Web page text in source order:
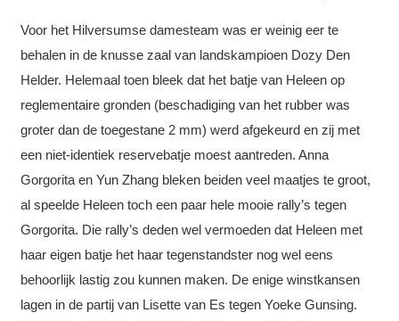
Voor het Hilversumse damesteam was er weinig eer te
behalen in de knusse zaal van landskampioen Dozy Den
Helder. Helemaal toen bleek dat het batje van Heleen op
reglementaire gronden (beschadiging van het rubber was
groter dan de toegestane 2 mm) werd afgekeurd en zij met
een niet-identiek reservebatje moest aantreden. Anna
Gorgorita en Yun Zhang bleken beiden veel maatjes te groot,
al speelde Heleen toch een paar hele mooie rally’s tegen
Gorgorita. Die rally’s deden wel vermoeden dat Heleen met
haar eigen batje het haar tegenstandster nog wel eens
behoorlijk lastig zou kunnen maken. De enige winstkansen
lagen in de partij van Lisette van Es tegen Yoeke Gunsing.